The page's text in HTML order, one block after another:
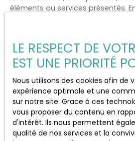
éléments ou services présentés.
Force majeure
La responsabilité de l'éditeur du
engagée en cas de force
indépendants de sa volonté.
Modifications des
légales
LE RESPECT DE
EST UNE PRIORITÉ
Nous utilisons des cookies afin de
expérience optimale et une
sur notre site. Grace à ces
vous proposer du contenu en
d'intérêt. Ils nous permettent
qualité de nos services et la